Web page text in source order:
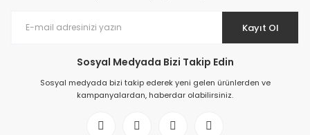
Kayıt Ol
Sosyal Medyada Bizi Takip Edin
Sosyal medyada bizi takip ederek yeni gelen ürünlerden ve
kampanyalardan, haberdar olabilirsiniz.